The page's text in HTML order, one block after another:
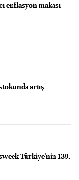
enflasyon makası
artış
Türkiye'nin 139.